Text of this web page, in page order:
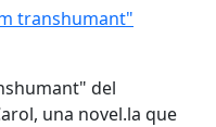
transhumant"
transhumant"
del
una novel.la que